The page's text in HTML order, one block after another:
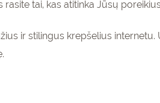
tai, kas atitinka Jūsų
ir stilingus krepšelius